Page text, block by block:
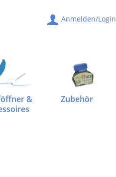
Anmelden/Login
&
Zubehör